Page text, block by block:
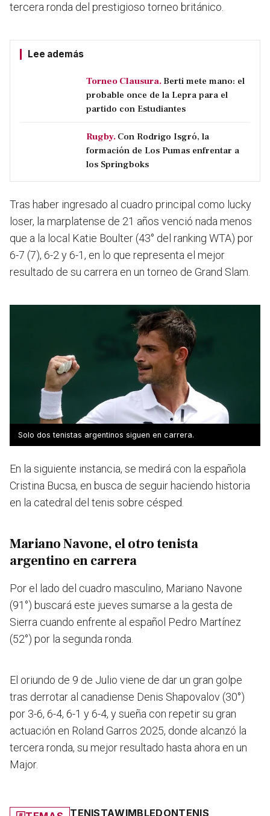
tercera ronda del prestigioso torneo británico.
Lee además
Torneo Clausura. Berti mete mano: el
probable once de la Lepra para el
partido con Estudiantes
Rugby. Con Rodrigo Isgró, la
formación de Los Pumas enfrentar a
los Springboks
Tras haber ingresado al cuadro principal como lucky
loser, la marplatense de 21 años venció nada menos
que a la local Katie Boulter (43° del ranking WTA) por
6-7 (7), 6-2 y 6-1, en lo que representa el mejor
resultado de su carrera en un torneo de Grand Slam.
Solo dos tenistas argentinos siguen en carrera.
En la siguiente instancia, se medirá con la española
Cristina Bucsa, en busca de seguir haciendo historia
en la catedral del tenis sobre césped.
Mariano Navone, el otro tenista
argentino en carrera
Por el lado del cuadro masculino, Mariano Navone
(91°) buscará este jueves sumarse a la gesta de
Sierra cuando enfrente al español Pedro Martínez
(52°) por la segunda ronda
El oriundo de 9 de Julio viene de dar un gran golpe
tras derrotar al canadiense Denis Shapovalov (30°)
por 3-6, 6-4, 6-1 y 6-4, y sueña con repetir su gran
actuación en Roland Garros 2025, donde alcanzó la
tercera ronda, su mejor resultado hasta ahora en un
Major.
TENISTAWIMBLEDONTENIS